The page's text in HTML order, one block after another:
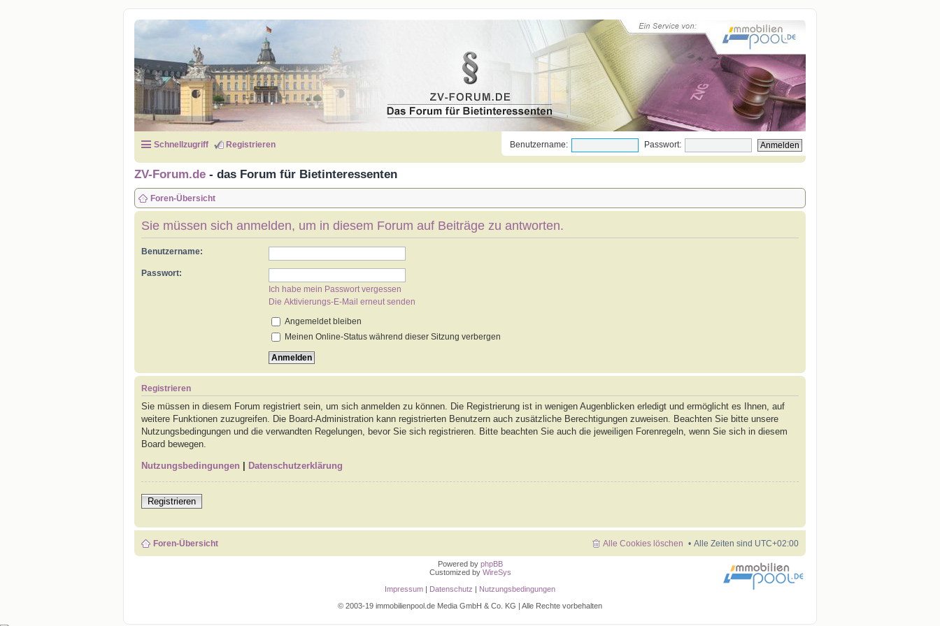
Schnellzugriff Registrieren Benutzername: Passwort:
ZV-Forum.de - das Forum für Bietinteressenten
Foren-Übersicht
Sie müssen sich anmelden, um in diesem Forum auf Beiträge zu antworten.
Benutzername:
Passwort:
Ich habe mein Passwort vergessen
Die Aktivierungs-E-Mail erneut senden
Angemeldet bleiben
Meinen Online-Status während dieser Sitzung verbergen
Registrieren
Sie müssen in diesem Forum registriert sein, um sich anmelden zu können. Die Registrierung ist in wenigen Augenblicken erledigt und ermöglicht es Ihnen, auf
weitere Funktionen zuzugreifen. Die Board-Administration kann registrierten Benutzern auch zusätzliche Berechtigungen zuweisen. Beachten Sie bitte unsere
Nutzungsbedingungen und die verwandten Regelungen, bevor Sie sich registrieren. Bitte beachten Sie auch die jeweiligen Forenregeln, wenn Sie sich in diesem
Board bewegen.
Nutzungsbedingungen Datenschutzerklärung
Registrieren
Foren-Übersicht Alle Zeiten sind UTC+02:00
Alle Cookies löschen
Powered by phpBB
Customized by WireSys
Impressum
Datenschutz
Nutzungsbedingungen
© 2003-19 immobilienpool.de Media GmbH & Co. KG | Alle Rechte vorbehalten